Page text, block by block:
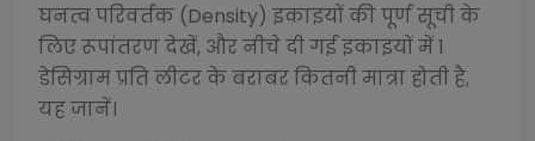
घनत्व परिवर्तक (Density) इकाइयों की पूर्ण सूची के
लिए रूपांतरण देखें, और नीचे दी गई इकाइयों में 1
डेसिग्राम प्रति लीटरके बराबर कितनी मात्रा होती है,
यह जानें।